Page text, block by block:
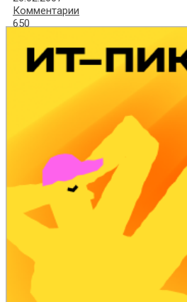
Комментарии
650